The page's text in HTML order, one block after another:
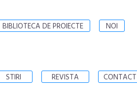
BIBLIOTECA DE PROIECTE NOI
STIRI REVISTA CONTACT